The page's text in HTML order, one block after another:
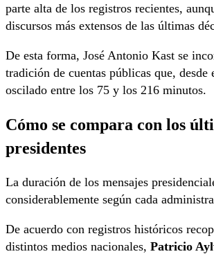
parte alta de los registros recientes,
discursos más extensos de las últimas
De esta forma, José Antonio Kast se
tradición de cuentas públicas que, desde
oscilado entre los 75 y los 216 minutos.
Cómo se compara con los
presidentes
La duración de los mensajes
considerablemente según cada
De acuerdo con registros históricos
distintos medios nacionales, Patricio